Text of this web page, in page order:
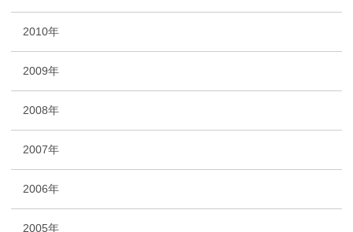
2010年
2009年
2008年
2007年
2006年
2005年